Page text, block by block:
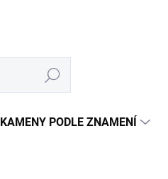
Hledat
KAMENY PODLE ZNAMENÍ